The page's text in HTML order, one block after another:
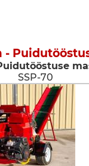
-
SSP-70